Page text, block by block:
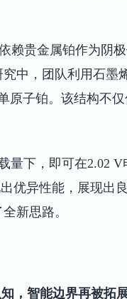
赖贵金属铂作为阴
中，团队利用石墨
子铂。该结构不仅
量下，即可在2.02 V
优异性能，展现出
新思路。
，智能边界再被拓